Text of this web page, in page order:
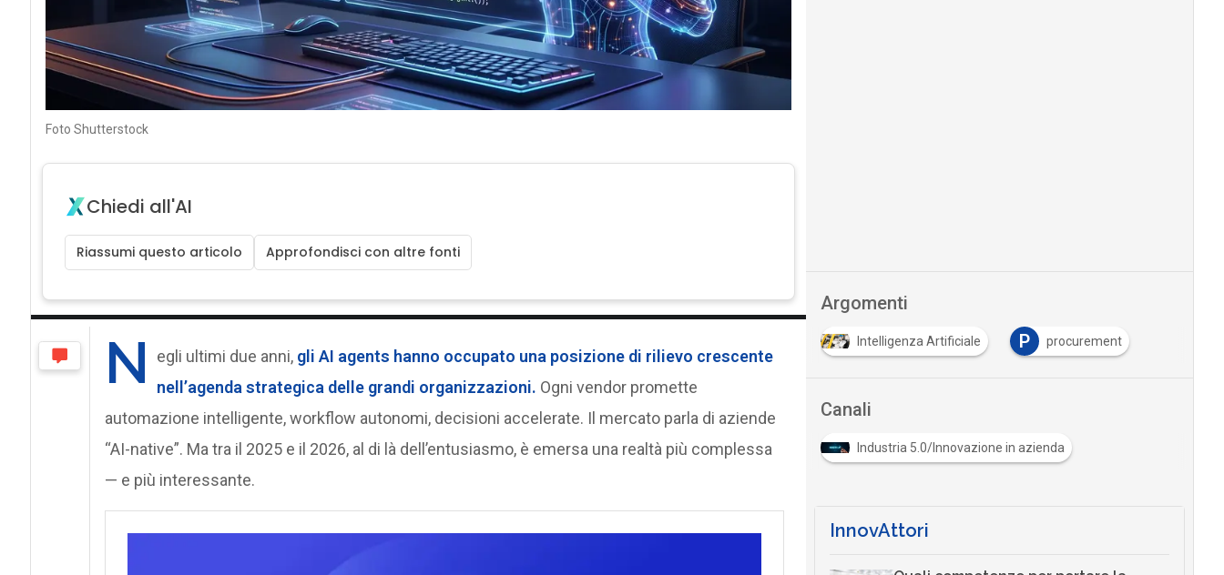
Foto Shutterstock
Chiedi all'AI
Riassumi questo articolo Approfondisci con altre fonti
N egli ultimi due anni,gli AI agents hanno occupato una posizione di rilievo crescente
nell’agenda strategica delle grandi organizzazioni. Ogni vendor promette
automazione intelligente, workflow autonomi, decisioni accelerate. Il mercato parla di aziende
“AI-native”. Ma tra il 2025 e il 2026, al di là dell’entusiasmo, è emersa una realtà più complessa
— e più interessante.
Argomenti
Intelligenza Artificiale P procurement
Canali
Industria 5.0/Innovazione in azienda
InnovAttori